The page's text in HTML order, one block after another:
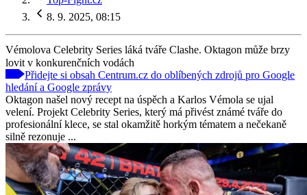
8. 9. 2025, 08:15
Vémolova Celebrity Series láká tváře Clashe. Oktagon může brzy
lovit v konkurenčních vodách
Přidejte si obsah Centrum.cz do oblíbených zdrojů pro Google
hledání a Google zprávy
Oktagon našel nový recept na úspěch a Karlos Vémola se ujal
velení. Projekt Celebrity Series, který má přivést známé tváře do
profesionální klece, se stal okamžitě horkým tématem a nečekaně
silně rezonuje ...